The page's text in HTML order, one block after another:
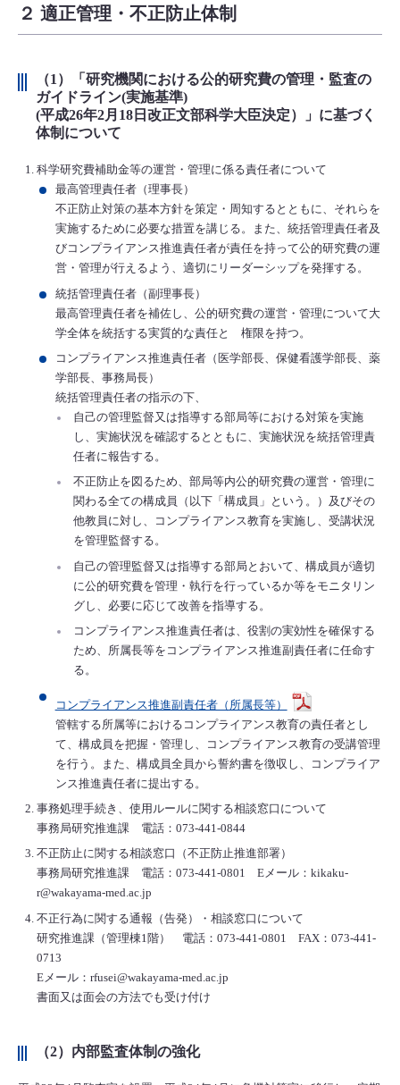
２ 適正管理・不正防止体制
（1）「研究機関における公的研究費の管理・監査の
ガイドライン(実施基準)
(平成26年2月18日改正文部科学大臣決定）」に基づく
体制について
科学研究費補助金等の運営・管理に係る責任者について
最高管理責任者（理事長）
不正防止対策の基本方針を策定・周知するとともに、それらを
実施するために必要な措置を講じる。また、統括管理責任者及
びコンプライアンス推進責任者が責任を持って公的研究費の運
営・管理が行えるよう、適切にリーダーシップを発揮する。
統括管理責任者（副理事長）
最高管理責任者を補佐し、公的研究費の運営・管理について大
学全体を統括する実質的な責任と 権限を持つ。
コンプライアンス推進責任者（医学部長、保健看護学部長、薬
学部長、事務局長）
統括管理責任者の指示の下、
自己の管理監督又は指導する部局等における対策を実施
し、実施状況を確認するとともに、実施状況を統括管理責
任者に報告する。
不正防止を図るため、部局等内公的研究費の運営・管理に
関わる全ての構成員（以下「構成員」という。）及びその
他教員に対し、コンプライアンス教育を実施し、受講状況
を管理監督する。
自己の管理監督又は指導する部局とおいて、構成員が適切
に公的研究費を管理・執行を行っているか等をモニタリン
グし、必要に応じて改善を指導する。
コンプライアンス推進責任者は、役割の実効性を確保する
ため、所属長等をコンプライアンス推進副責任者に任命す
る。
コンプライアンス推進副責任者（所属長等）
管轄する所属等におけるコンプライアンス教育の責任者とし
て、構成員を把握・管理し、コンプライアンス教育の受講管理
を行う。また、構成員全員から誓約書を徴収し、コンプライア
ンス推進責任者に提出する。
事務処理手続き、使用ルールに関する相談窓口について
事務局研究推進課 電話：073-441-0844
不正防止に関する相談窓口（不正防止推進部署）
事務局研究推進課 電話：073-441-0801 Eメール：kikaku-
r@wakayama-med.ac.jp
不正行為に関する通報（告発）・相談窓口について
研究推進課（管理棟1階） 電話：073-441-0801 FAX：073-441-
0713
Eメール：rfusei@wakayama-med.ac.jp
書面又は面会の方法でも受け付け
（2）内部監査体制の強化